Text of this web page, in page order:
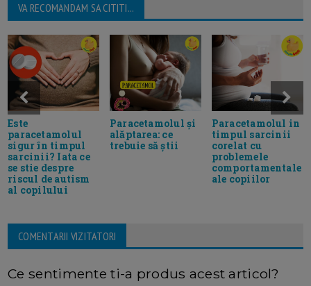
VA RECOMANDAM SA CITITI...
Este
paracetamolul
sigur în timpul
sarcinii? Iata ce
se stie despre
riscul de autism
al copilului
Paracetamolul și
alăptarea: ce
trebuie să știi
Paracetamolul in
timpul sarcinii
corelat cu
problemele
comportamentale
ale copiilor
COMENTARII VIZITATORI
Ce sentimente ti-a produs acest articol?